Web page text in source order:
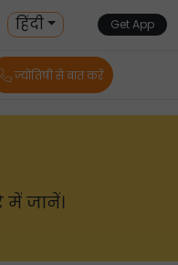
हिंदी Get App
ज्योतिषी से बात करें
में जानें।